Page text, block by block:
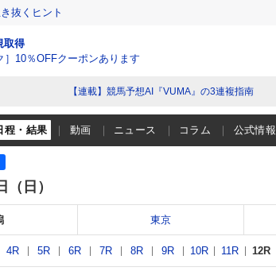
抜くヒント
取得
］10％OFFクーポンあります
【連載】競馬予想AI『VUMA』の3連複指南
程・結果 動画 ニュース コラム 公式情報
日）
東京
4R 5R 6R 7R 8R 9R 10R 11R 12R